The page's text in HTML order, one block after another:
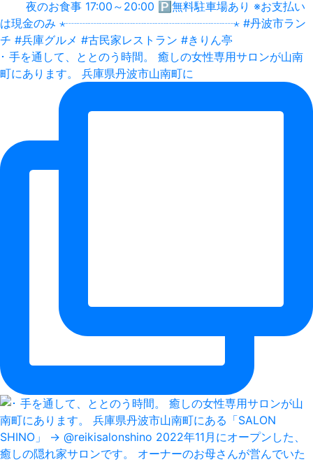
･ 手を通して、ととのう時間。 癒しの女性専用サロンが山南
町にあります。 兵庫県丹波市山南町に